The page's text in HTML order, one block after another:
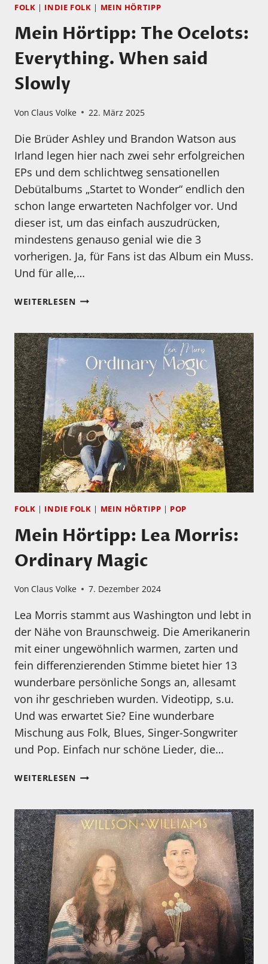
FOLK | INDIE FOLK | MEIN HÖRTIPP
Mein Hörtipp: The Ocelots:
Everything. When said
Slowly
Von Claus Volke 22. März 2025
Die Brüder Ashley und Brandon Watson aus
Irland legen hier nach zwei sehr erfolgreichen
EPs und dem schlichtweg sensationellen
Debütalbums „Startet to Wonder“ endlich den
schon lange erwarteten Nachfolger vor. Und
dieser ist, um das einfach auszudrücken,
mindestens genauso genial wie die 3
vorherigen. Ja, für Fans ist das Album ein Muss.
Und für alle,…
WEITERLESENMEIN
OCELOTS:
WHEN
SAID
SLOWLY
FOLK | INDIE FOLK | MEIN HÖRTIPP | POP
Mein Hörtipp: Lea Morris:
Ordinary Magic
Von Claus Volke 7. Dezember 2024
Lea Morris stammt aus Washington und lebt in
der Nähe von Braunschweig. Die Amerikanerin
mit einer ungewöhnlich warmen, zarten und
fein differenzierenden Stimme bietet hier 13
wunderbare persönliche Songs an, allesamt
von ihr geschrieben wurden. Videotipp, s.u.
Und was erwartet Sie? Eine wunderbare
Mischung aus Folk, Blues, Singer-Songwriter
und Pop. Einfach nur schöne Lieder, die…
WEITERLESENMEIN
MORRIS:
ORDINARY
MAGIC